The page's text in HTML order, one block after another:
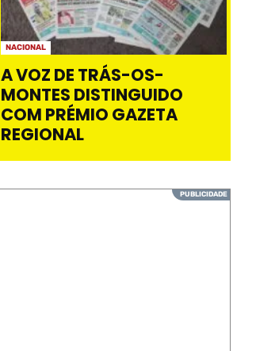
NACIONAL
A VOZ DE TRÁS-OS-
MONTES DISTINGUIDO
COM PRÉMIO GAZETA
REGIONAL